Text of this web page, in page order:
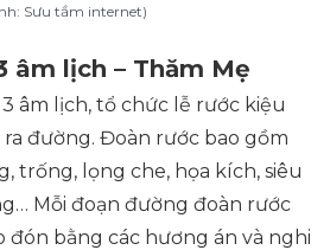
Sưu tầm internet)
âm lịch – Thăm Mẹ
âm lịch, tổ chức lễ rước kiệu
đường. Đoàn rước bao gồm
trống, lọng che, họa kích, siêu
Mỗi đoạn đường đoàn rước
đón bằng các hương án và nghi